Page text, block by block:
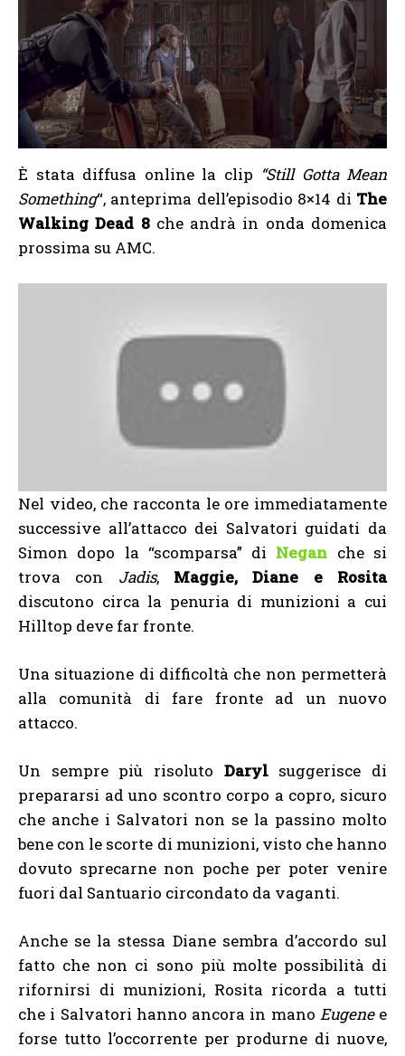
È stata diffusa online la clip “Still Gotta Mean
Something“, anteprima dell’episodio 8×14 di The
Walking Dead 8che andrà in onda domenica
prossima su AMC.
Nel video, che racconta le ore immediatamente
successive all’attacco dei Salvatori guidati da
Simon dopo la “scomparsa” di Negan che si
trova con Jadis, Maggie, Diane e Rosita
discutono circa la penuria di munizioni a cui
Hilltop deve far fronte.
Una situazione di difficoltà che non permetterà
alla comunità di fare fronte ad un nuovo
attacco.
Un sempre più risoluto Darylsuggerisce di
prepararsi ad uno scontro corpo a copro, sicuro
che anche i Salvatori non se la passino molto
bene con le scorte di munizioni, visto che hanno
dovuto sprecarne non poche per poter venire
fuori dal Santuario circondato da vaganti.
Anche se la stessa Diane sembra d’accordo sul
fatto che non ci sono più molte possibilità di
rifornirsi di munizioni, Rosita ricorda a tutti
che i Salvatori hanno ancora in mano Eugenee
forse tutto l’occorrente per produrne di nuove,